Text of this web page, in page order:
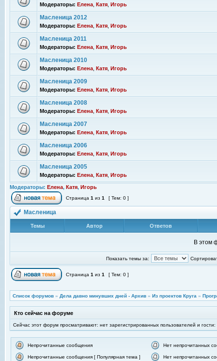
Модераторы: Елена Катя Игорь
Масленица 2012
Модераторы: Елена Катя Игорь
Масленица 2011
Модераторы: Елена Катя Игорь
Масленица 2010
Модераторы: Елена Катя Игорь
Масленица 2009
Модераторы: Елена Катя Игорь
Масленица 2008
Модераторы: Елена Катя Игорь
Масленица 2007
Модераторы: Елена Катя Игорь
Масленица 2006
Модераторы: Елена Катя Игорь
Масленица 2005
Модераторы: Елена Катя Игорь
Модераторы: Елена, Катя, Игорь
Страница 1 из 1 [ Тем: 0 ]
Масленица
Темы Автор Ответов
В этом
Показать темы за:
Страница 1 из 1 [ Тем: 0 ]
Список форумов » Дела давно минувших дней - Архив » Из проектов Круга »
Кто сейчас на форуме
Сейчас этот форум просматривают: нет зарегистрированных пользователей и гости:
Непрочитанные сообщения Нет непрочитанных
Непрочитанные сообщения [ Популярная тема ] Нет непрочитанных